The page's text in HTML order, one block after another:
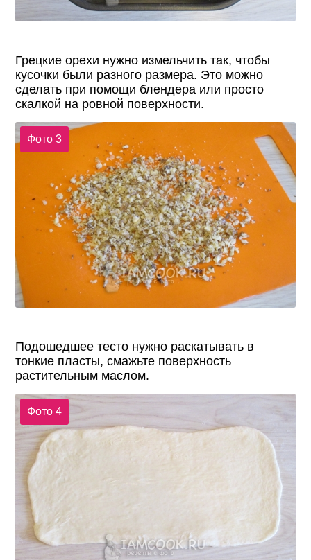
Грецкие орехи нужно измельчить так, чтобы
кусочки были разного размера. Это можно
сделать при помощи блендера или просто
скалкой на ровной поверхности.
Фото 3
Подошедшее тесто нужно раскатывать в
тонкие пласты, смажьте поверхность
растительным маслом.
Фото 4